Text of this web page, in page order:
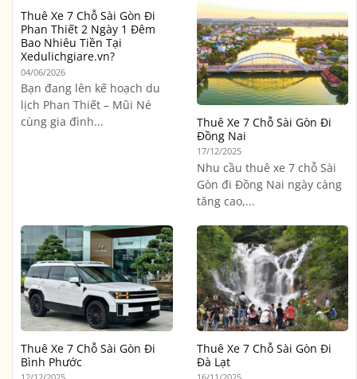
Thuê Xe 7 Chỗ Sài Gòn Đi
Phan Thiết 2 Ngày 1 Đêm
Bao Nhiêu Tiền Tại
Xedulichgiare.vn?
04/06/2026
Bạn đang lên kế hoạch du
lịch Phan Thiết – Mũi Né
cùng gia đình...
Thuê Xe 7 Chỗ Sài Gòn Đi
Đồng Nai
17/12/2025
Nhu cầu thuê xe 7 chỗ Sài
Gòn đi Đồng Nai ngày càng
tăng cao,...
Thuê Xe 7 Chỗ Sài Gòn Đi
Bình Phước
Thuê Xe 7 Chỗ Sài Gòn Đi
Đà Lạt